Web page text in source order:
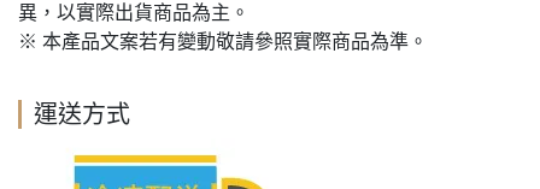
異，以實際出貨商品為主。
※ 本產品文案若有變動敬請參照實際商品為準。
運送方式